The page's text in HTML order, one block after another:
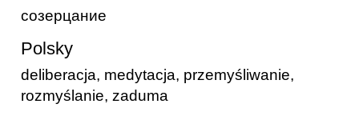
созерцание
Polsky
deliberacja, medytacja, przemyśliwanie,
rozmyślanie, zaduma